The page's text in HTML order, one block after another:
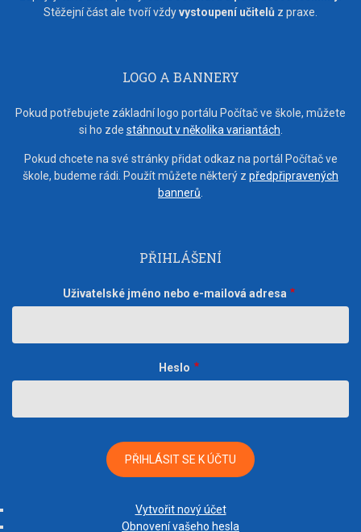
Stěžejní část ale tvoří vždyvystoupení učitelů z praxe.
LOGO A BANNERY
Pokud potřebujete základní logo portálu Počítač ve škole, můžete
si ho zde stáhnout v několika variantách
Pokud chcete na své stránky přidat odkaz na portál Počítač ve
škole, budeme rádi. Použít můžete některý z předpřipravených
bannerů
PŘIHLÁŠENÍ
Uživatelské jméno nebo e-mailová adresa
Heslo
Vytvořit nový účet
Obnovení vašeho hesla